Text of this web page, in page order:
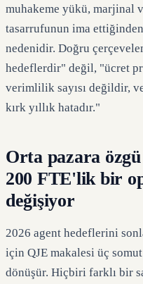
muhakeme yükü, marjinal
tasarrufunun ima
nedenidir. Doğru
hedeflerdir" değil, "ücret
verimlilik sayısı değildir,
kırk yıllık hatadır."
Orta pazara
200 FTE'lik bir
değişiyor
2026 agent hedeflerini
için QJE makalesi üç
dönüşür. Hiçbiri farklı bir